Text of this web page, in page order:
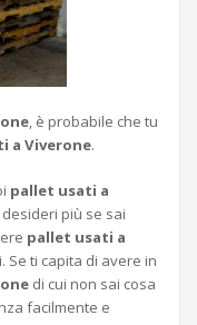
, è probabile che tu
a Viverone.
pallet usati a
più se sai
pallet usati a
Se ti capita di avere in
di cui non sai cosa
facilmente e